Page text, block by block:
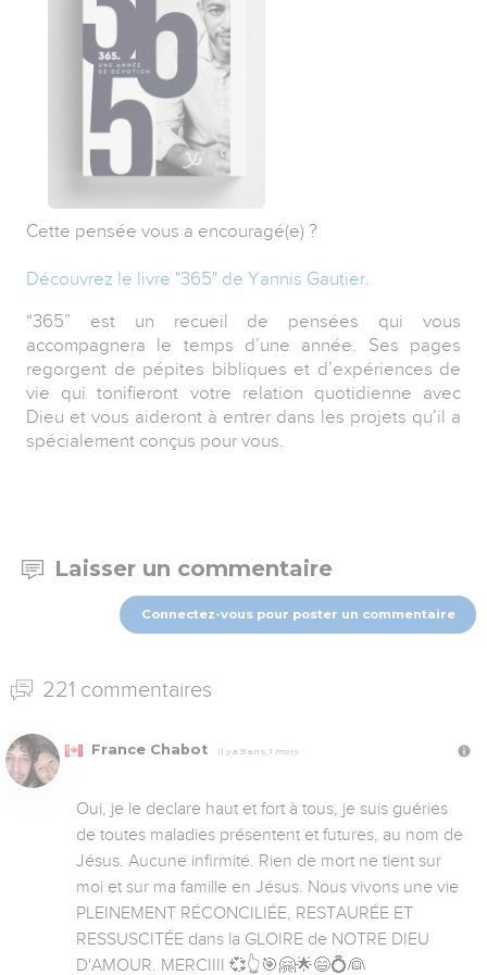
Cette pensée vous a encouragé(e) ?
Découvrez le livre "365" de Yannis Gautier
“365” est un recueil de pensées qui vous
accompagnera le temps d’une année. Ses pages
regorgent de pépites bibliques et d’expériences de
vie qui tonifieront votre relation quotidienne avec
Dieu et vous aideront à entrer dans les projets qu’il a
spécialement conçus pour vous.
Laisser un commentaire
Connectez-vous pour poster un commentaire
221 commentaires
France Chabot Il y a 9 ans, 1 mois
Oui, je le declare haut et fort à tous, je suis guéries
de toutes maladies présentent et futures, au nom de
Jésus. Aucune infirmité. Rien de mort ne tient sur
moi et sur ma famille en Jésus. Nous vivons une vie
PLEINEMENT RÉCONCILIÉE, RESTAURÉE ET
RESSUSCITÉE dans la GLOIRE de NOTRE DIEU
D'AMOUR. MERCIIII 💞👆🎯🤗🌟😄💍👰